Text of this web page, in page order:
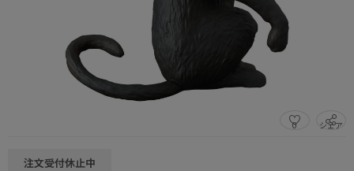
0 シェア
この商品をシェアする
注文受付休止中